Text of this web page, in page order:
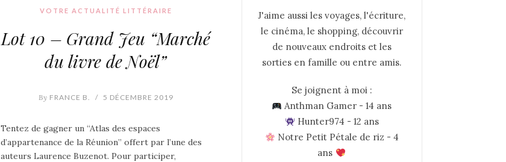
VOTRE ACTUALITÉ LITTÉRAIRE
Lot 10 – Grand Jeu “Marché
du livre de Noël”
By FRANCE B. / 5 DÉCEMBRE 2019
Tentez de gagner un “Atlas des espaces
d’appartenance de la Réunion” offert par l’une des
auteurs Laurence Buzenot. Pour participer,
J'aime aussi les voyages, l'écriture,
le cinéma, le shopping, découvrir
de nouveaux endroits et les
sorties en famille ou entre amis.
Se joignent à moi :
Anthman Gamer - 14 ans
Hunter974 - 12 ans
Notre Petit Pétale de riz - 4
ans